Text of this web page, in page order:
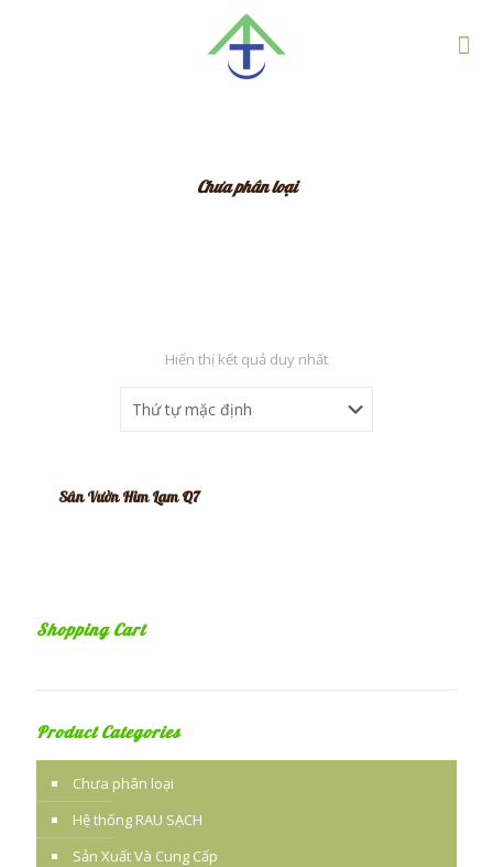
Chưa phân loại
Hiển thị kết quả duy nhất
Sân Vườn Him Lam Q7
Shopping Cart
Product Categories
Chưa phân loại
Hệ thống RAU SẠCH
Sản Xuất Và Cung Cấp